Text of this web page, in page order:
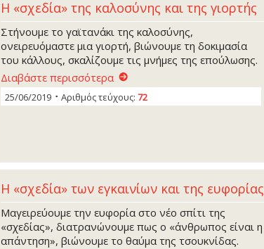
Η «σχεδία» της καλοσύνης και της γιορτής
Στήνουμε το γαϊτανάκι της καλοσύνης,
ονειρευόμαστε μια γιορτή, βιώνουμε τη δοκιμασία
του κάλλους, σκαλίζουμε τις μνήμες της επούλωσης.
Διαβάστε περισσότερα
25/06/2019 Αριθμός τεύχους: 72
Η «σχεδία» των εγκαινίων και της ευφορίας
Μαγειρεύουμε την ευφορία στο νέο σπίτι της
«σχεδίας», διατρανώνουμε πως ο «άνθρωπος είναι η
απάντηση», βιώνουμε το θαύμα της τσουκνίδας.